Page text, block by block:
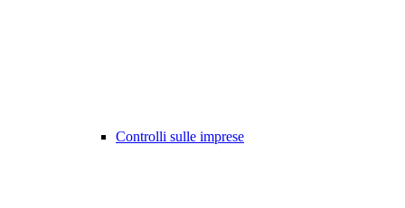
Controlli sulle imprese